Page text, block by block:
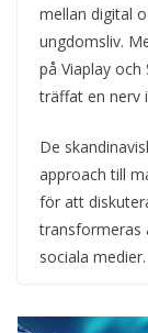
mellan digital
ungdomsliv.
på Viaplay
träffat en nerv
De
approach till
för att
transformeras
sociala medier.